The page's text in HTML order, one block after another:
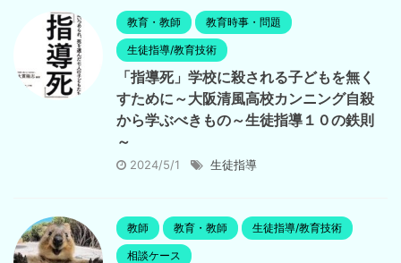
教育・教師 教育時事・問題
生徒指導/教育技術
「指導死」学校に殺される子どもを無く
すために～大阪清風高校カンニング自殺
から学ぶべきもの～生徒指導１０の鉄則
～
2024/5/1 生徒指導
教師 教育・教師 生徒指導/教育技術
相談ケース